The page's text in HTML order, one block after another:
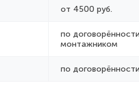
от 4500 руб.
по
монтажником
по